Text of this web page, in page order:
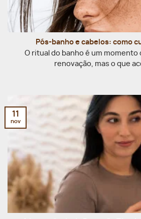
Pós-banho e cabelos: como
O ritual do banho é um momento
renovação, mas o que
11
nov